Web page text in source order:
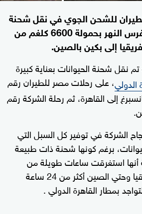
للشحن الجوي في نقل شحنة
لعدد 6 من حيوانات فرس النهر بحمولة 6600 كلغم من
إلى بكين بالصين.
نقل شحنة الحيوانات بعناية كبيرة
الدولي، على رحلات مصر للطيران رقم
إلى القاهرة، ثم رحلة الشركة رقم
الشركة في توفير كل السبل التي
برغم كونها شحنة ذات طبيعة
استغرقت ساعات طويلة من
رحلاتها في جنوب افريقيا وحتي الصين أكثر من 24 ساعة
بمطار القاهرة الدولي .